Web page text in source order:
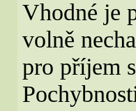
Vhodné je
volně
pro příjem